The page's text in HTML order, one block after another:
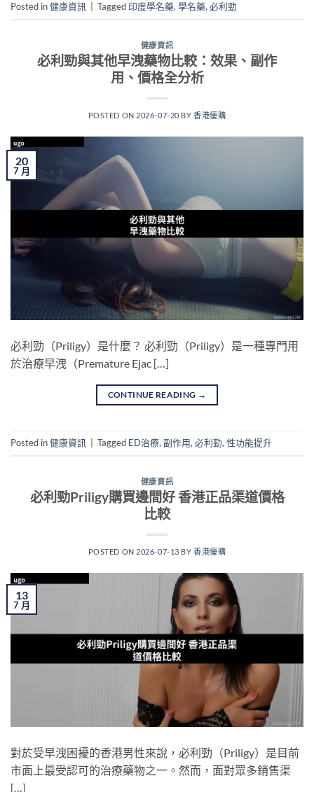
Posted in健康資訊 Tagged 印度學名藥, 學名藥, 必利勁
健康資訊
必利勁與其他早洩藥物比較：效果、副作
用、價格全分析
POSTED ON 2026-07-20 BY香港優購
20
7 月
必利勁（Priligy）是什麼？ 必利勁（Priligy）是一種專門用
於治療早洩（Premature Ejac […]
CONTINUE READING →
Posted in健康資訊 Tagged ED治療, 副作用, 必利勁, 性功能提升
健康資訊
必利勁Priligy購買邊間好 香港正品渠道價格
比較
POSTED ON 2026-07-13 BY香港優購
13
7 月
對於受早洩困擾的香港男性來說，必利勁（Priligy）是目前
市面上最受認可的治療藥物之一。然而，面對眾多銷售渠
[…]